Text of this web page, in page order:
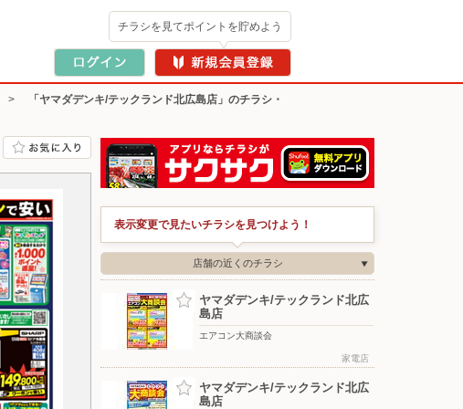
チラシを見てポイントを貯めよう
>
「ヤマダデンキ/テックランド北広島店」のチラシ・
表示変更で見たいチラシを見つけよう！
店舗の近くのチラシ
ヤマダデンキ/テックランド北広
島店
エアコン大商談会
家電店
ヤマダデンキ/テックランド北広
島店